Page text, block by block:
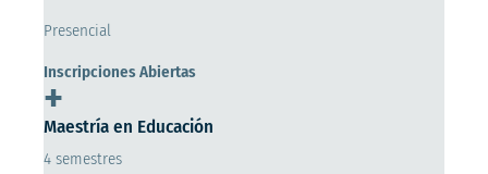
Presencial
Inscripciones Abiertas
+
Maestría en Educación
4 semestres